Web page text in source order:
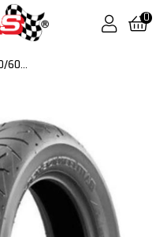
0
075V 180/60B 17M/C H50RZ DOT 2023